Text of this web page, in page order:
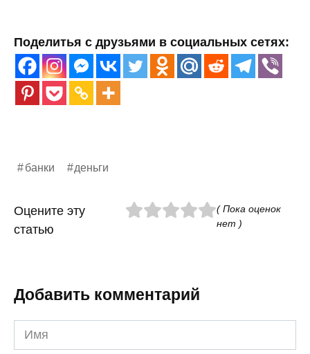
Поделитья с друзьями в социальных сетях:
банки деньги
Оцените эту
статью
( Пока оценок
нет )
Добавить комментарий
Имя
*